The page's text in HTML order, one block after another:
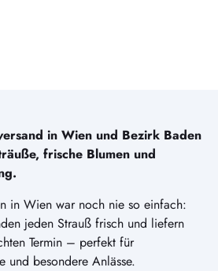
in Wien und Bezirk Baden
frische Blumen und
in Wien war noch nie so einfach:
jeden Strauß frisch und liefern
Termin – perfekt für
und besondere Anlässe.